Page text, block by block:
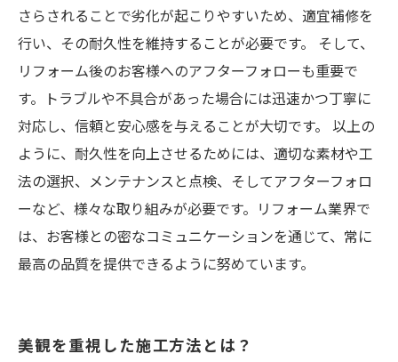
さらされることで劣化が起こりやすいため、適宜補修を
行い、その耐久性を維持することが必要です。 そして、
リフォーム後のお客様へのアフターフォローも重要で
す。トラブルや不具合があった場合には迅速かつ丁寧に
対応し、信頼と安心感を与えることが大切です。 以上の
ように、耐久性を向上させるためには、適切な素材や工
法の選択、メンテナンスと点検、そしてアフターフォロ
ーなど、様々な取り組みが必要です。リフォーム業界で
は、お客様との密なコミュニケーションを通じて、常に
最高の品質を提供できるように努めています。
美観を重視した施工方法とは？